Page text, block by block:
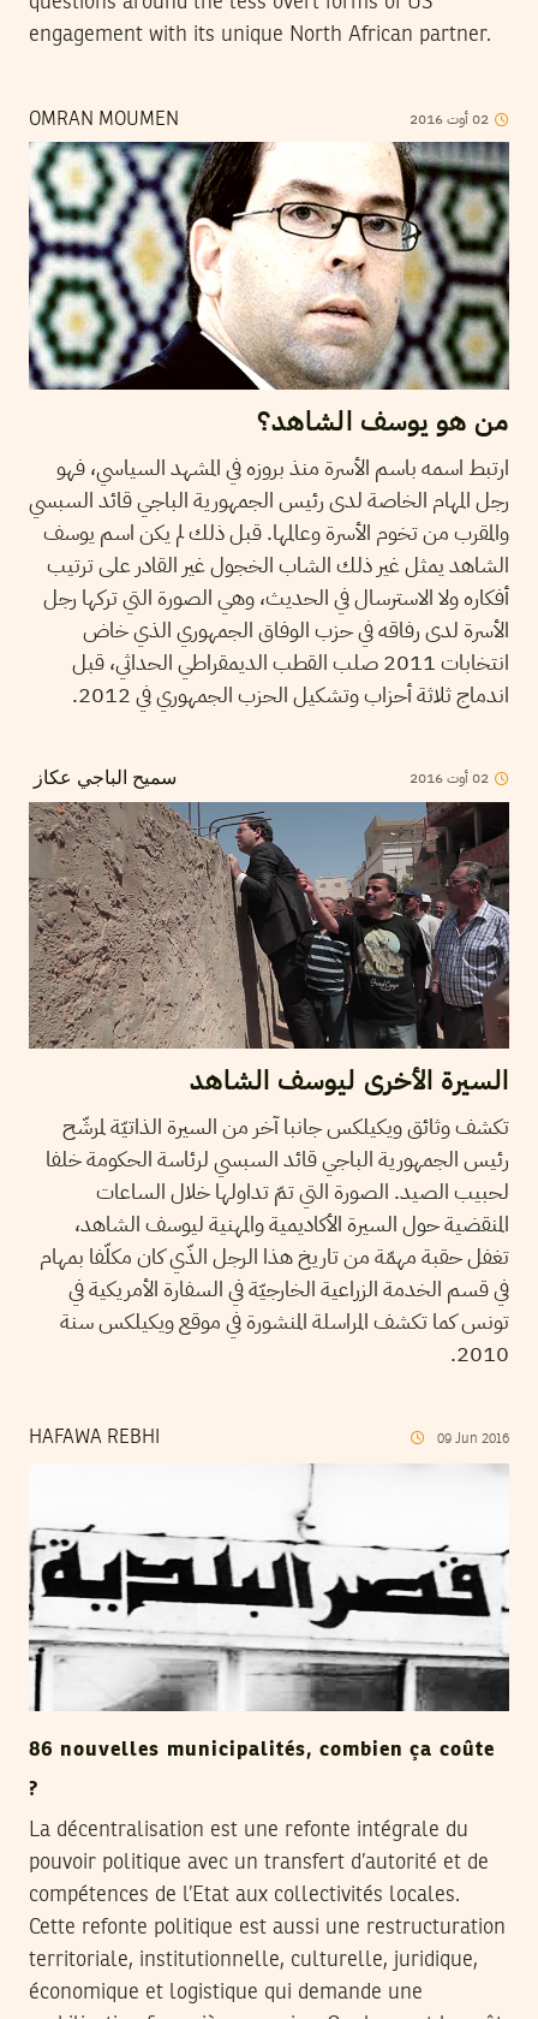
engagement with its unique North African partner.
OMRAN MOUMEN 02أوت2016
من هو يوسف الشاهد؟
ارتبط اسمه باسم الأسرة منذ بروزه في المشهد السياسي، فهو
رجل المهام الخاصة لدى رئيس الجمهورية الباجي قائد السبسي
والمقرب من تخوم الأسرة وعالمها. قبل ذلك لم يكن اسم يوسف
الشاهد يمثل غير ذلك الشاب الخجول غير القادر على ترتيب
أفكاره ولا الاسترسال في الحديث، وهي الصورة التي تركها رجل
الأسرة لدى رفاقه في حزب الوفاق الجمهوري الذي خاض
انتخابات 2011 صلب القطب الديمقراطي الحداثي، قبل
اندماج ثلاثة أحزاب وتشكيل الحزب الجمهوري في 2012.
سميح الباجي عكاز 02أوت2016
السيرة الأخرى ليوسف الشاهد
تكشف وثائق ويكيلكس جانبا آخر من السيرة الذاتيّة لمرشّح
رئيس الجمهورية الباجي قائد السبسي لرئاسة الحكومة خلفا
لحبيب الصيد. الصورة التي تمّ تداولها خلال الساعات
المنقضية حول السيرة الأكاديمية والمهنية ليوسف الشاهد،
تغفل حقبة مهمّة من تاريخ هذا الرجل الذّي كان مكلّفا بمهام
في قسم الخدمة الزراعية الخارجيّة في السفارة الأمريكية في
تونس كما تكشف المراسلة المنشورة في موقع ويكيلكس سنة
2010.
HAFAWA REBHI 09 Jun 2016
86 nouvelles municipalités, combien ça coûte
?
La décentralisation est une refonte intégrale du
pouvoir politique avec un transfert d’autorité et de
compétences de l’Etat aux collectivités locales.
Cette refonte politique est aussi une restructuration
territoriale, institutionnelle, culturelle, juridique,
économique et logistique qui demande une